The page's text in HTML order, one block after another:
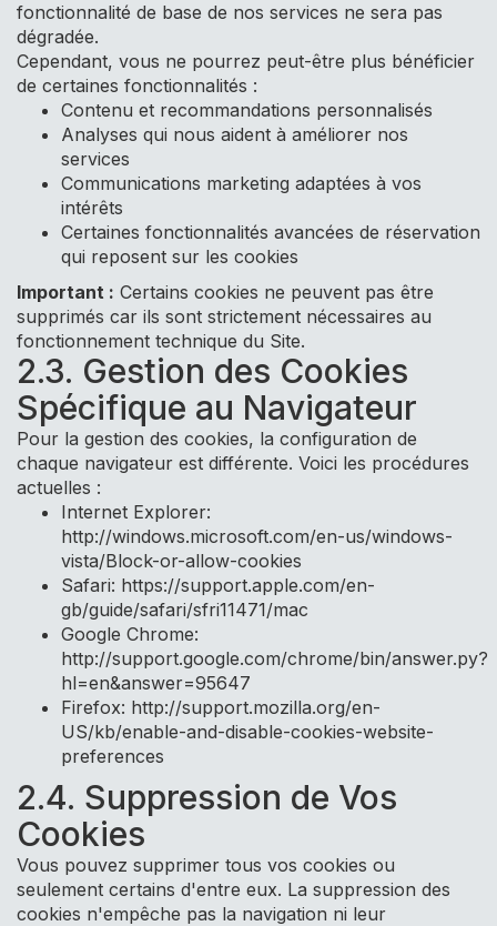
fonctionnalité de base de nos services ne sera pas
dégradée.
Cependant, vous ne pourrez peut-être plus bénéficier
de certaines fonctionnalités :
Contenu et recommandations personnalisés
Analyses qui nous aident à améliorer nos
services
Communications marketing adaptées à vos
intérêts
Certaines fonctionnalités avancées de réservation
qui reposent sur les cookies
Important : Certains cookies ne peuvent pas être
supprimés car ils sont strictement nécessaires au
fonctionnement technique du Site.
2.3. Gestion des Cookies
Spécifique au Navigateur
Pour la gestion des cookies, la configuration de
chaque navigateur est différente. Voici les procédures
actuelles :
Internet Explorer:
http://windows.microsoft.com/en-us/windows-
vista/Block-or-allow-cookies
Safari: https://support.apple.com/en-
gb/guide/safari/sfri11471/mac
Google Chrome:
http://support.google.com/chrome/bin/answer.py?
hl=en&answer=95647
Firefox: http://support.mozilla.org/en-
US/kb/enable-and-disable-cookies-website-
preferences
2.4. Suppression de Vos
Cookies
Vous pouvez supprimer tous vos cookies ou
seulement certains d'entre eux. La suppression des
cookies n'empêche pas la navigation ni leur